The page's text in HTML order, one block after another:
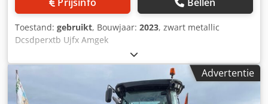
Toestand: gebruikt, Bouwjaar: 2023, zwart metallic
Dcsdperxtb Ujfx Amgek
Advertentie